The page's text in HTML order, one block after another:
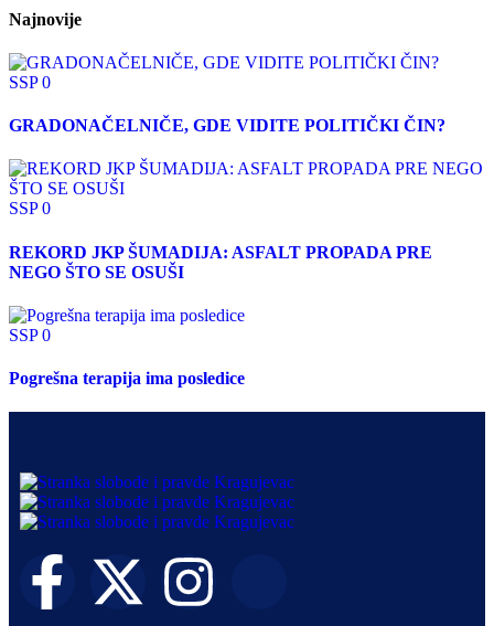
Najnovije
SSP0
GRADONAČELNIČE, GDE VIDITE POLITIČKI ČIN?
SSP0
REKORD JKP ŠUMADIJA: ASFALT PROPADA PRE
NEGO ŠTO SE OSUŠI
SSP0
Pogrešna terapija ima posledice